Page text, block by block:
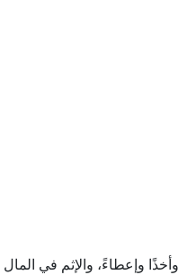
وإعطاءً، والإثم في المال